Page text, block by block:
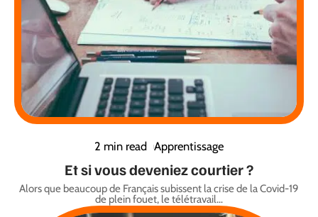
2 min read Apprentissage
Et si vous deveniez courtier ?
Alors que beaucoup de Français subissent la crise de la Covid-19
de plein fouet, le télétravail…